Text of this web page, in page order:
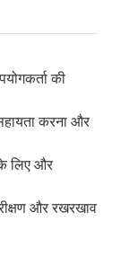
की
करना और
लिए और
और रखरखाव